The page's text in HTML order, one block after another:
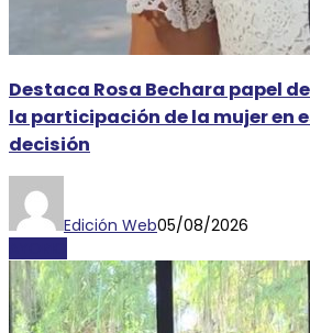
Destaca Rosa Bechara papel
la participación de la mujer en
decisión
Edición Web05/08/2026